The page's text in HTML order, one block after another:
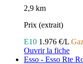
2,9 km
Prix (extrait)
E10 1.976 €/L
Ouvrir la fiche
Esso - Esso Rte